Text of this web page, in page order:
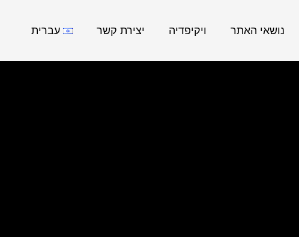
נושאי האתר ויקיפדיה יצירת קשר עברית